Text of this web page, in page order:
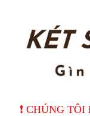
❗️ CHÚNG